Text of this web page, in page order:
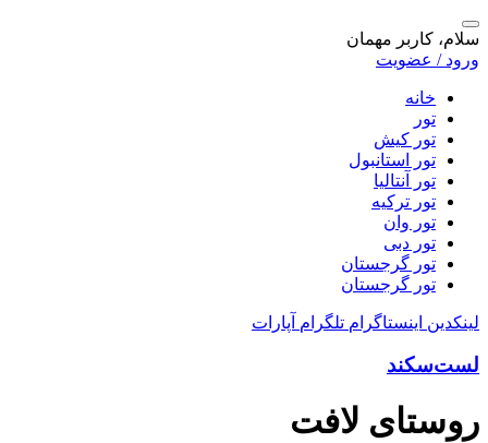
سلام، کاربر مهمان
ورود / عضویت
خانه
تور
تور کیش
تور استانبول
تور آنتالیا
تور ترکیه
تور وان
تور دبی
تور گرجستان
تور گرجستان
لینکدین اینستاگرام تلگرام آپارات
لست‌سکند
روستای لافت